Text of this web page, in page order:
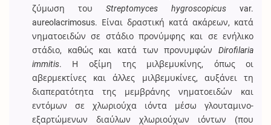
ζύμωση του Streptomyces hygroscopicusvar.
aureolacrimosus. Είναι δραστική κατά ακάρεων, κατά
νηματοειδών σε στάδιο προνύμφης και σε ενήλικο
στάδιο, καθώς και κατά των προνυμφών Dirofilaria
immitis. Η οξίμη της μιλβεμυκίνης, όπως οι
αβερμεκτίνες και άλλες μιλβεμυκίνες, αυξάνει τη
διαπερατότητα της μεμβράνης νηματοειδών και
εντόμων σε χλωριούχα ιόντα μέσω γλουταμινο-
εξαρτώμενων διαύλων χλωριούχων ιόντων (που